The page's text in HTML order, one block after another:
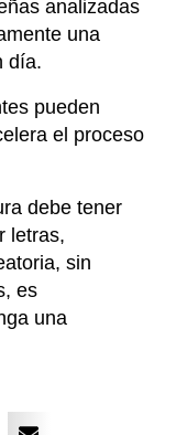
analizadas
una
día.
pueden
el proceso
debe tener
letras,
sin
es
una